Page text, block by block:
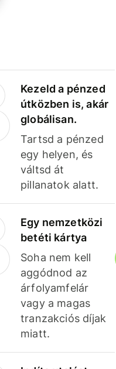
Kezeld a pénzed
útközben is, akár
globálisan.
Tartsd a pénzed
egy helyen, és
váltsd át
pillanatok alatt.
Egy nemzetközi
betéti kártya
Soha nem kell
aggódnod az
árfolyamfelár
vagy a magas
tranzakciós díjak
miatt.